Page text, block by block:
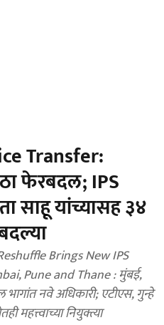
Transfer:
फेरबदल; IPS
साहू यांच्यासह ३४
Brings New IPS
Pune and Thane : मुंबई,
नवे अधिकारी; एटीएस, गुन्हे
महत्त्वाच्या नियुक्त्या